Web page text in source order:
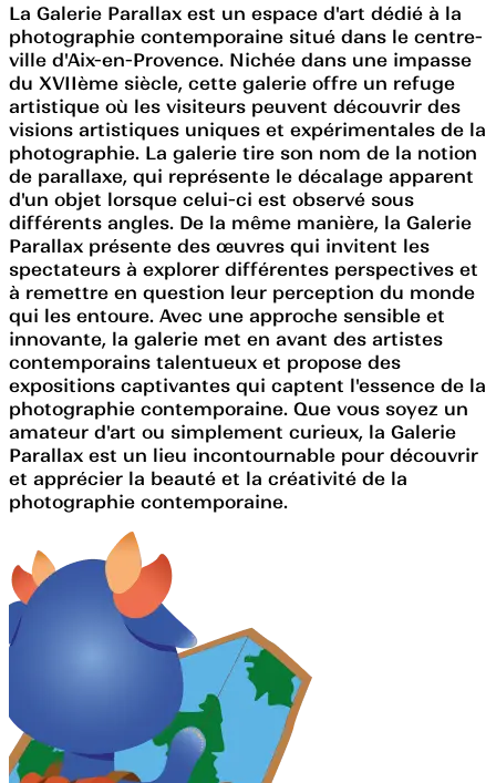
La Galerie Parallax est un espace d'art dédié à la
photographie contemporaine situé dans le centre-
ville d'Aix-en-Provence. Nichée dans une impasse
du XVIIème siècle, cette galerie offre un refuge
artistique où les visiteurs peuvent découvrir des
visions artistiques uniques et expérimentales de la
photographie. La galerie tire son nom de la notion
de parallaxe, qui représente le décalage apparent
d'un objet lorsque celui-ci est observé sous
différents angles. De la même manière, la Galerie
Parallax présente des œuvres qui invitent les
spectateurs à explorer différentes perspectives et
à remettre en question leur perception du monde
qui les entoure. Avec une approche sensible et
innovante, la galerie met en avant des artistes
contemporains talentueux et propose des
expositions captivantes qui captent l'essence de la
photographie contemporaine. Que vous soyez un
amateur d'art ou simplement curieux, la Galerie
Parallax est un lieu incontournable pour découvrir
et apprécier la beauté et la créativité de la
photographie contemporaine.